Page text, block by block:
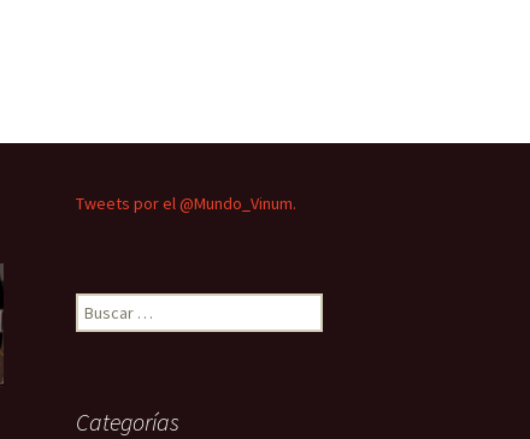
Tweets por el @Mundo_Vinum.
Buscar:
Categorías